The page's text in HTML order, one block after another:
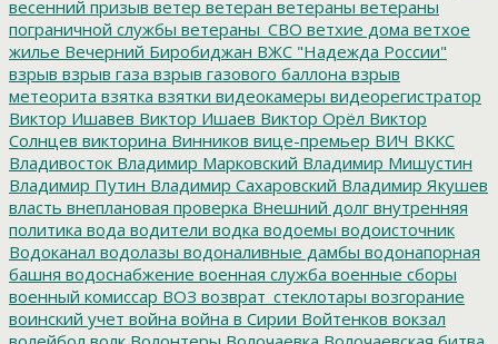
весенний призыв ветер ветеран ветераны ветераны
пограничной службы ветераны_СВО ветхие дома ветхое
жилье Вечерний Биробиджан ВЖС "Надежда России"
взрыв взрыв газа взрыв газового баллона взрыв
метеорита взятка взятки видеокамеры видеорегистратор
Виктор Ишавев Виктор Ишаев Виктор Орёл Виктор
Солнцев викторина Винников вице-премьер ВИЧ ВККС
Владивосток Владимир Марковский Владимир Мишустин
Владимир Путин Владимир Сахаровский Владимир Якушев
власть внеплановая проверка Внешний долг внутренняя
политика вода водители водка водоемы водоисточник
Водоканал водолазы водоналивные дамбы водонапорная
башня водоснабжение военная служба военные сборы
военный комиссар ВОЗ возврат_стеклотары возгорание
воинский учет война война в Сирии Войтенков вокзал